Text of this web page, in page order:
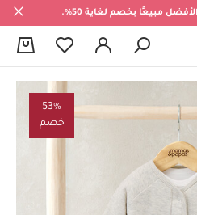
مبيعًا بخصم لغاية 50%.
53%
خصم